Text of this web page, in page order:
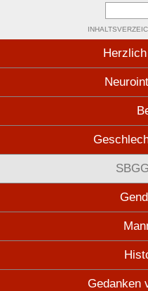
Gedanken